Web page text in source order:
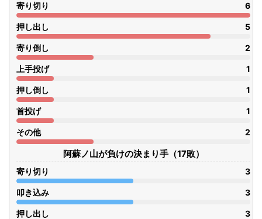
寄り切り 6
押し出し 5
寄り倒し 2
上手投げ 1
押し倒し 1
首投げ 1
その他 2
阿蘇ノ山が負けの決まり手（17敗）
寄り切り 3
叩き込み 3
押し出し 3